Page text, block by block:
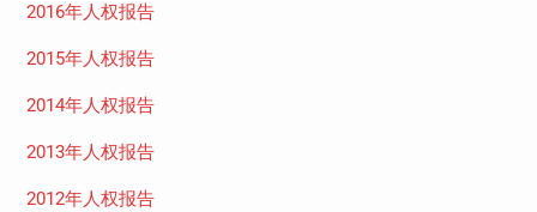
2016年人权报告
2015年人权报告
2014年人权报告
2013年人权报告
2012年人权报告